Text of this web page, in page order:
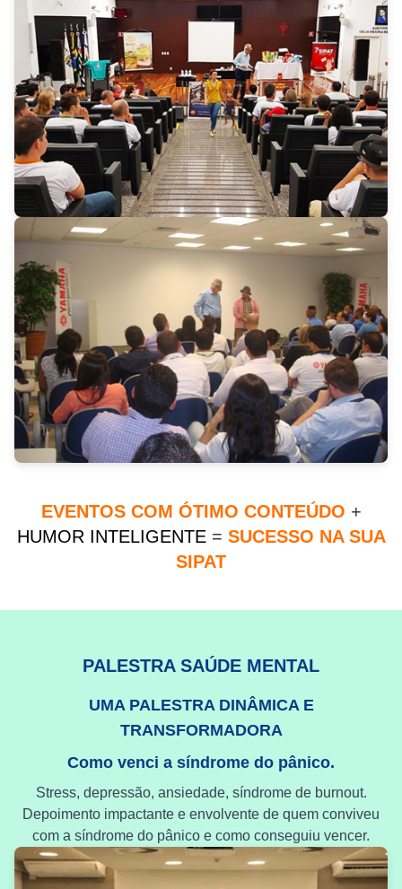
EVENTOS COM ÓTIMO CONTEÚDO +
HUMOR INTELIGENTE = SUCESSO NA SUA
SIPAT
PALESTRA SAÚDE MENTAL
UMA PALESTRA DINÂMICA E
TRANSFORMADORA
Como venci a síndrome do pânico.
Stress, depressão, ansiedade, síndrome de burnout.
Depoimento impactante e envolvente de quem conviveu
com a síndrome do pânico e como conseguiu vencer.